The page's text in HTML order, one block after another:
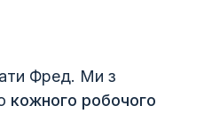
Фред. Ми з
кожного робочого